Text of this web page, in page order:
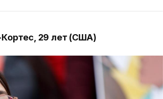
29 лет (США)